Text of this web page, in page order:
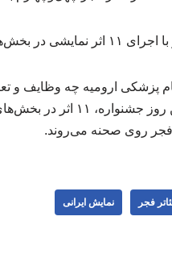
به کار می‌کند.
بهمن آغاز به کار
فجر روی صحنه می‌روند.
فجر نمایش ایرانی